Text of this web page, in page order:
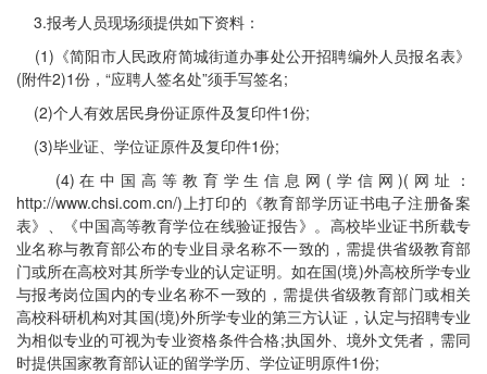
3.报考人员现场须提供如下资料：
(1)《简阳市人民政府简城街道办事处公开招聘编外人员报名表》
(附件2)1份，“应聘人签名处”须手写签名;
(2)个人有效居民身份证原件及复印件1份;
(3)毕业证、学位证原件及复印件1份;
(4)在中国高等教育学生信息网(学信网)(网址：
http://www.chsi.com.cn/)上打印的《教育部学历证书电子注册备案
表》、《中国高等教育学位在线验证报告》。高校毕业证书所载专
业名称与教育部公布的专业目录名称不一致的，需提供省级教育部
门或所在高校对其所学专业的认定证明。如在国(境)外高校所学专业
与报考岗位国内的专业名称不一致的，需提供省级教育部门或相关
高校科研机构对其国(境)外所学专业的第三方认证，认定与招聘专业
为相似专业的可视为专业资格条件合格;执国外、境外文凭者，需同
时提供国家教育部认证的留学学历、学位证明原件1份;